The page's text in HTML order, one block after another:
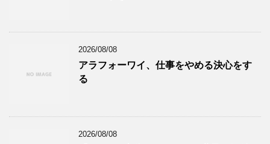
2026/08/08
アラフォーワイ、仕事をやめる決心をす
る
2026/08/08